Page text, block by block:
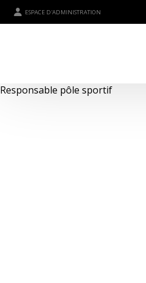
ESPACE D'ADMINISTRATION
Responsable pôle sportif